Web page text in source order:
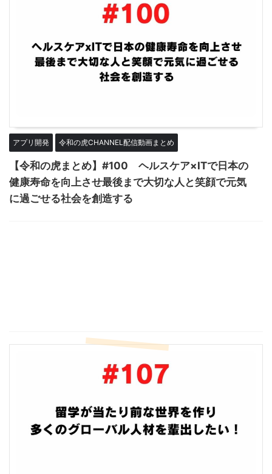
アプリ開発 令和の虎CHANNEL配信動画まとめ
【令和の虎まとめ】#100 ヘルスケア×ITで日本の
健康寿命を向上させ最後まで大切な人と笑顔で元気
に過ごせる社会を創造する